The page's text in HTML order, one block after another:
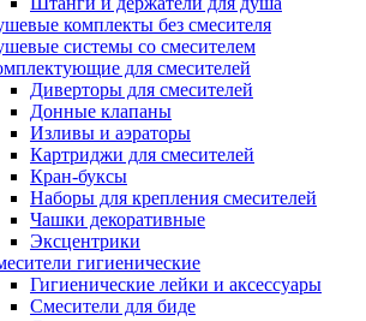
комплекты без смесителя
системы со смесителем
для смесителей
Диверторы для смесителей
Донные клапаны
Изливы и аэраторы
Картриджи для смесителей
Кран-буксы
Наборы для крепления смесителей
Чашки декоративные
Эксцентрики
гигиенические
Гигиенические лейки и аксессуары
Смесители для биде